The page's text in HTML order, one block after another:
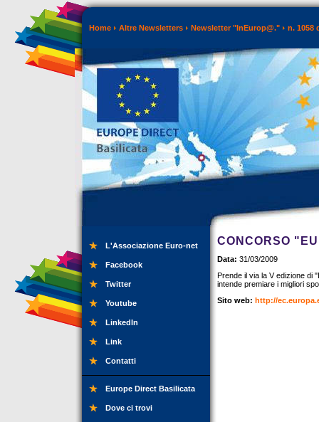
Home Altre Newsletters Newsletter "InEurop@." n. 1058
L'Associazione Euro-net
Facebook
Twitter
Youtube
LinkedIn
Link
Contatti
Europe Direct Basilicata
Dove ci trovi
CONCORSO
Data: 31/03/2009
Prende il via la V edizione di
intende premiare i migliori
Sito web: http://